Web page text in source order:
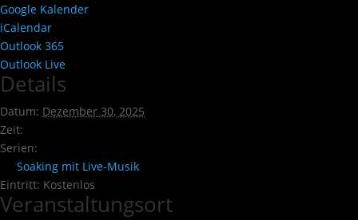
Google Kalender
iCalendar
Outlook 365
Outlook Live
Details
Datum: Dezember 30, 2025
Zeit:
Serien:
Soaking mit Live-Musik
Eintritt: Kostenlos
Veranstaltungsort